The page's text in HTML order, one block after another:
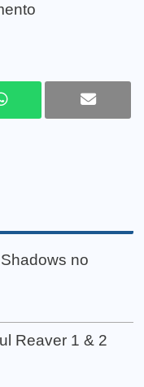
no
Reaver 1 & 2